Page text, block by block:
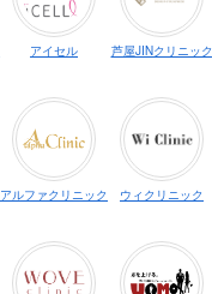
アイセル 芦屋JINクリニック
アルファクリニック ウィクリニック